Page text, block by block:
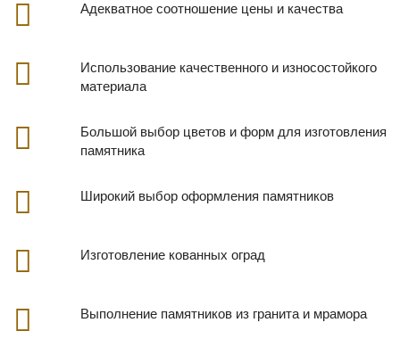
Адекватное соотношение цены и качества
Использование качественного и износостойкого
материала
Большой выбор цветов и форм для изготовления
памятника
Широкий выбор оформления памятников
Изготовление кованных оград
Выполнение памятников из гранита и мрамора